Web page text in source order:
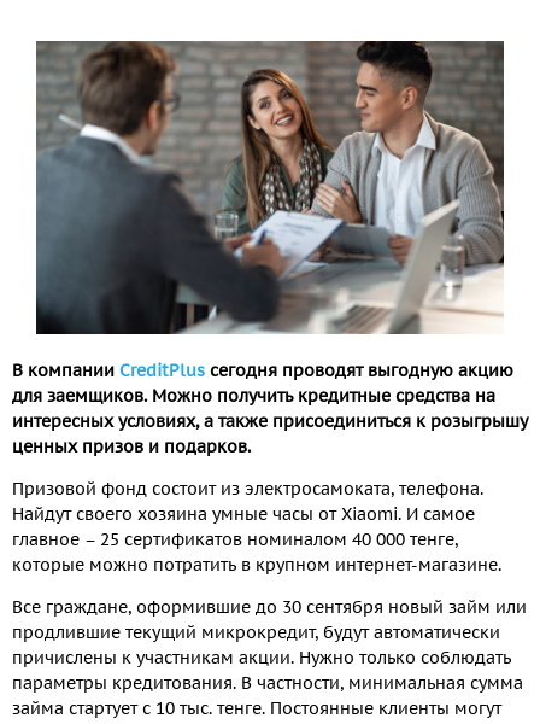
В компании CreditPlus сегодня проводят выгодную акцию
для заемщиков. Можно получить кредитные средства на
интересных условиях, а также присоединиться к розыгрышу
ценных призов и подарков.
Призовой фонд состоит из электросамоката, телефона.
Найдут своего хозяина умные часы от Xiaomi. И самое
главное – 25 сертификатов номиналом 40 000 тенге,
которые можно потратить в крупном интернет-магазине.
Все граждане, оформившие до 30 сентября новый займ или
продлившие текущий микрокредит, будут автоматически
причислены к участникам акции. Нужно только соблюдать
параметры кредитования. В частности, минимальная сумма
займа стартует с 10 тыс. тенге. Постоянные клиенты могут